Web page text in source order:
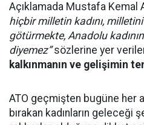
Açıklamada Mustafa Kemal
hiçbir milletin kadını,
götürmekte, Anadolu
diyemez”sözlerine yer
kalkınmanın ve gelişimin
ATO geçmişten bugüne her
bırakan kadınların geleceği